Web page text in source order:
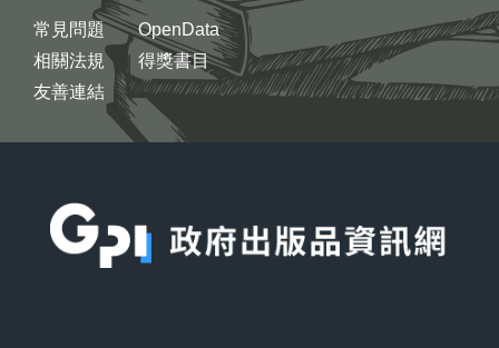
常見問題
相關法規
友善連結
OpenData
得獎書目